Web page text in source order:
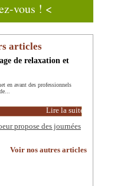
vous ! <
articles
de relaxation et
en avant des professionnels
Lire la suite
propose des journées
Voir nos autres articles